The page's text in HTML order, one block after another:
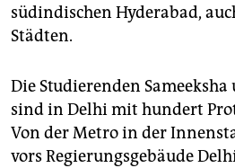
südindischen Hyderabad,
Städten.
Die Studierenden Sameeksha
sind in Delhi mit hundert
Von der Metro in der
vors Regierungsgebäude